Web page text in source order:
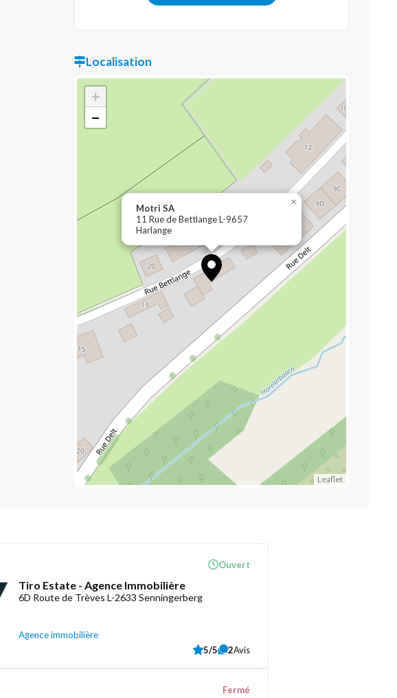
Localisation
Motri SA
11 Rue de Bettlange L-9657
Harlange
×
+
−
Leaflet
Tiro Estate - Agence Immobilière
6D Route de Trèves L-2633 Senningerberg
Agence immobilière
Ouvert
5/5 2Avis
Fermé